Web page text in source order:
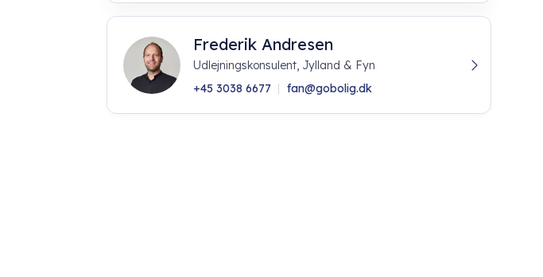
Frederik Andresen
Udlejningskonsulent, Jylland & Fyn
+45 3038 6677
fan@gobolig.dk